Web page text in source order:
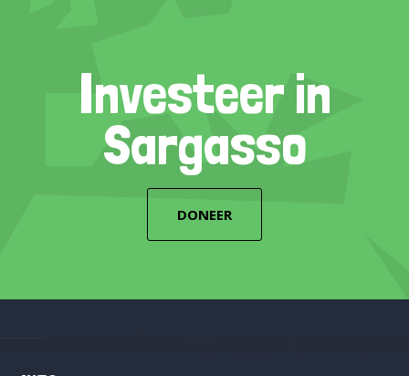
Investeer in
Sargasso
DONEER